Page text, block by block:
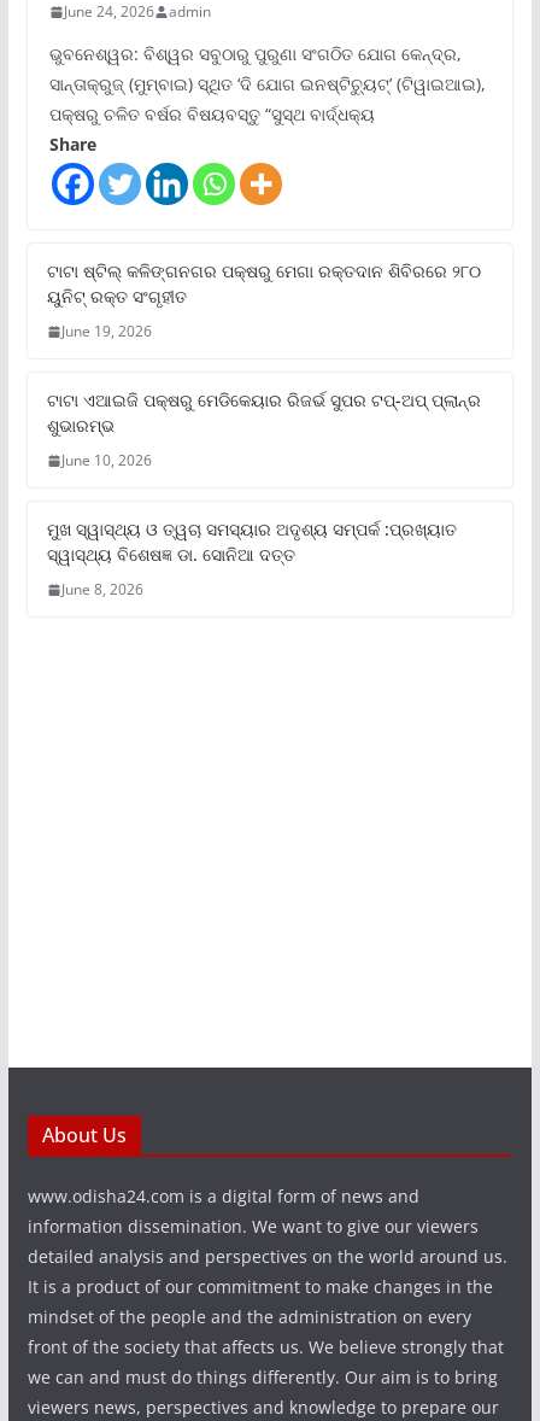
June 24, 2026 admin
ଭୁବନେଶ୍ୱର: ବିଶ୍ୱର ସବୁଠାରୁ ପୁରୁଣା ସଂଗଠିତ ଯୋଗ କେନ୍ଦ୍ର,
ସାନ୍ତାକ୍ରୁଜ୍ (ମୁମ୍ବାଇ) ସ୍ଥିତ ‘ଦି ଯୋଗ ଇନଷ୍ଟିଚ୍ୟୁଟ୍‌’ (ଟିୱାଇଆଇ),
ପକ୍ଷରୁ ଚଳିତ ବର୍ଷର ବିଷୟବସ୍ତୁ “ସୁସ୍ଥ ବାର୍ଦ୍ଧକ୍ୟ
Share
ଟାଟା ଷ୍ଟିଲ୍‌ କଳିଙ୍ଗନଗର ପକ୍ଷରୁ ମେଗା ରକ୍ତଦାନ ଶିବିରରେ ୨୮୦
ୟୁନିଟ୍‌ ରକ୍ତ ସଂଗୃହୀତ
June 19, 2026
ଟାଟା ଏଆଇଜି ପକ୍ଷରୁ ମେଡିକେୟାର ରିଜର୍ଭ ସୁପର ଟପ୍‌-ଅପ୍ ପ୍ଲାନ୍‌ର
ଶୁଭାରମ୍ଭ
June 10, 2026
ମୁଖ ସ୍ୱାସ୍ଥ୍ୟ ଓ ତ୍ୱଚା ସମସ୍ୟାର ଅଦୃଶ୍ୟ ସମ୍ପର୍କ :ପ୍ରଖ୍ୟାତ
ସ୍ୱାସ୍ଥ୍ୟ ବିଶେଷଜ୍ଞ ଡା. ସୋନିଆ ଦତ୍ତ
June 8, 2026
About Us
www.odisha24.com is a digital form of news and
information dissemination. We want to give our viewers
detailed analysis and perspectives on the world around us.
It is a product of our commitment to make changes in the
mindset of the people and the administration on every
front of the society that affects us. We believe strongly that
we can and must do things differently. Our aim is to bring
viewers news, perspectives and knowledge to prepare our